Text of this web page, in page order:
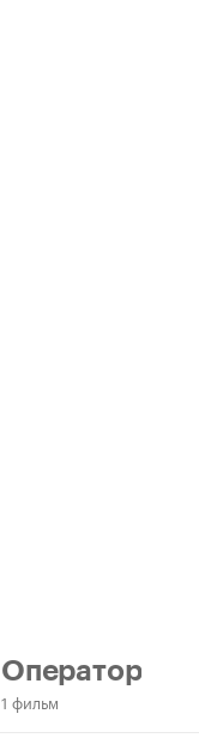
Оператор
1 фильм